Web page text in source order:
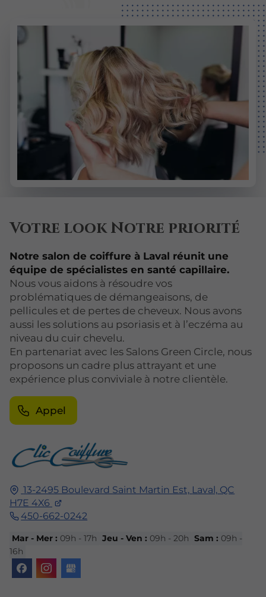
13-2495 Boulevard Saint Martin Est, Laval, QC
H7E 4X6
450-662-0242
Mar - Mer : 09h - 17h Jeu - Ven : 09h - 20h Sam : 09h -
16h
Votre look Notre priorité
Notre salon de coiffure à Laval réunit une
équipe de spécialistes en santé capillaire.
Nous vous aidons à résoudre vos
problématiques de démangeaisons, de
pellicules et de pertes de cheveux. Nous avons
aussi les solutions au psoriasis et à l’eczéma au
niveau du cuir chevelu.
En partenariat avec les Salons Green Circle, nous
proposons un cadre plus attrayant et une
expérience plus conviviale à notre clientèle.
Appel